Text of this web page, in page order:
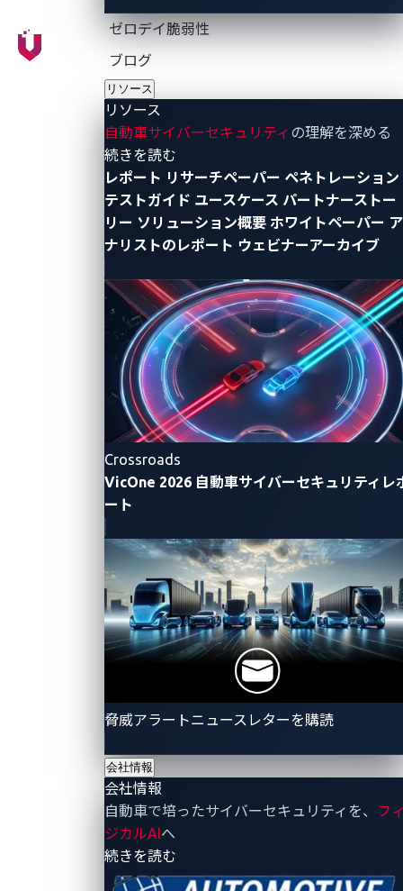
ゼロデイ脆弱性
ブログ
リソース
リソース
自動車サイバーセキュリティ の理解を深める
続きを読む
レポート リサーチペーパー ペネトレーション
テストガイド ユースケース パートナーストー
リー ソリューション概要 ホワイトペーパー ア
ナリストのレポート ウェビナーアーカイブ
Crossroads
VicOne 2026 自動車サイバーセキュリティレ
ート
脅威アラートニュースレターを購読
会社情報
会社情報
自動車で培ったサイバーセキュリティを、
フ
ジカルAIへ
続きを読む
JLRサイバーインシデントの
本ブログ執筆時点で、これまでの経緯は以下の通りで
2025年8月31日 – JLRはサイバーインシデントを
検知し、複数の工場で生産を停止
2025年9月2日 – 同社はサイバー攻撃を確認し、グ
の両方に支障をきたしました。奇しくもこのタイ
ミングは、英国における新車登録の重要な日付で
ある「ニュープレートデー」と重なっています
2025年9月10日
– 生産停止が継続。一部のデータ
が影響を受けた可能性を公式に認める
2025年9月15日～20日– 報道によりサプライチェ
ーンの混乱が拡大していることが浮き彫りとな
る。操業停止が続くなか、英国当局は介入の可能
性を検討
2025年9月23日～25日– JLRは少なくとも10月1日
まで操業停止を継続すると発表。保険金の支払い
は確認されていないものの、同社はサプライヤー
の経営維持を支援するため3億ポンドを支払った
と報じられる
– 同社は段階的な操業再開を
アナリストは、Tata Consultancy Services（TCS）主
導のSAPシステムのアップグレードが、単一障害点
（SPOF）を生じさせたことが問題の根源である可能性
を示唆しています。その他に、スピアフィッシングや
認証情報の窃取といった、ありふれた攻撃経路がJLR
の「スマートファクトリー」システムを通じて拡散し
たのではないかと疑う声もあります。身代金要求が確